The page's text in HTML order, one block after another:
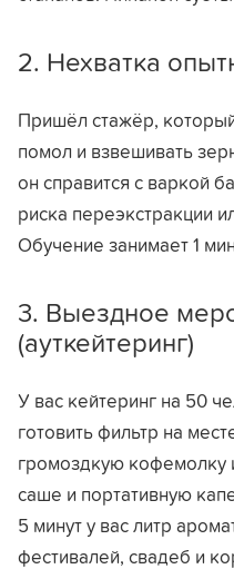
2. Нехватка
Пришёл стажёр,
помол и взвешивать
он справится с варкой
риска переэкстракции
Обучение занимает 1
3. Выездное
(ауткейтеринг)
У вас кейтеринг на 50
готовить фильтр на
громоздкую кофемолку
саше и портативную
5 минут у вас литр
фестивалей, свадеб и